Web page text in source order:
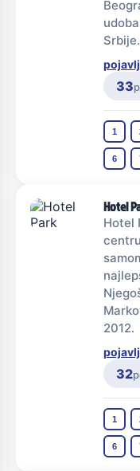
Srbije.
33
1
6
Hotel
Hotel
2012.
32
1
6